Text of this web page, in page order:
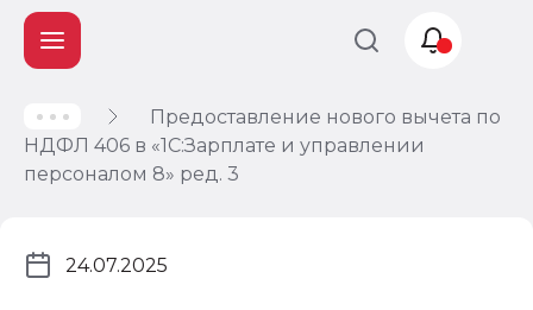
Предоставление нового вычета по
НДФЛ 406 в «1С:Зарплате и управлении
персоналом 8» ред. 3
24.07.2025
Учет и
налогообложение